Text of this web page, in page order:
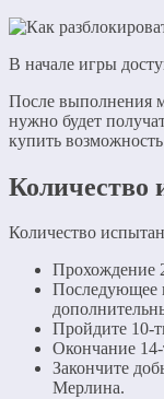
В начале игры
После выполнения
нужно будет
купить
Количество
Количество
Прохождение
Последующее
Пройдите 10-
Окончание 14-
Закончите
Мерлина.